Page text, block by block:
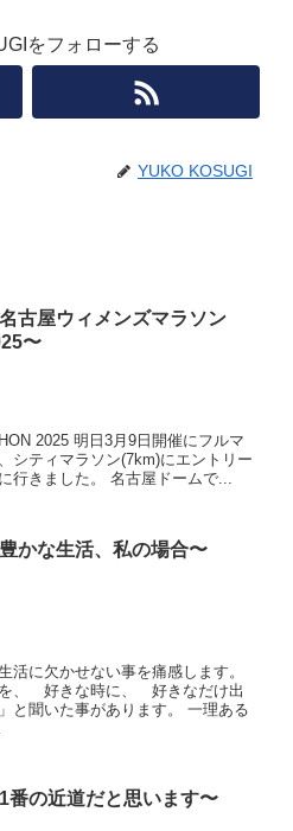
をフォローする
YUKO KOSUGI
古屋ウィメンズマラソン
〜
2025 明日3月9日開催にフルマ
シティマラソン(7km)にエントリー
行きました。 名古屋ドームで...
かな生活、私の場合〜
活に欠かせない事を痛感します。
を、 好きな時に、 好きなだけ出
聞いた事があります。 一理ある
番の近道だと思います〜